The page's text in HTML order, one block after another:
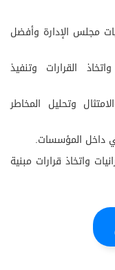
مجلس الإدارة وأفضل
القرارات وتنفيذ
وتحليل المخاطر
داخل المؤسسات.
واتخاذ قرارات مبنية